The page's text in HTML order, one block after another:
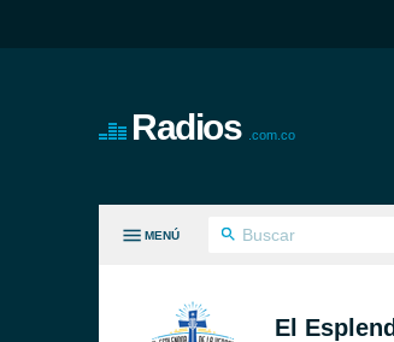
Radios .com.co
MENÚ
El